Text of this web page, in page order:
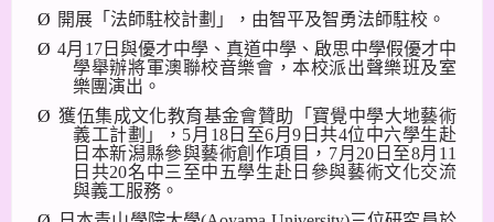
Ø 開展「法師駐校計劃」，由智平及智勇法師駐校。
Ø 4月 17日與優才中學、真道中學、啟思中學假優才中
學舉辦將軍澳聯校音樂會，本校派出聲樂班及室
樂團演出。
Ø 獲伍集成文化教育基金會贊助「寶覺中學大地藝術
義工計劃」， 5月 18日至6月9 日共4位中六學生赴
日本新潟縣參與藝術創作項目， 7月 20 日至8月 11
日共20名中三至中五學生赴日參與藝術文化交流
與義工服務。